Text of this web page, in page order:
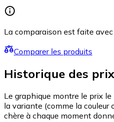
La comparaison est faite
Comparer les produits
Historique des prix
Le graphique montre le prix
la variante (comme la couleur
chère à chaque moment